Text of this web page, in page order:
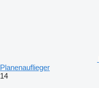
Planenauflieger
14